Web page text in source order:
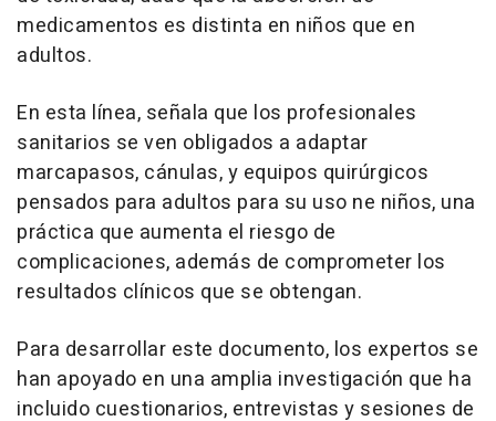
medicamentos es distinta en niños que en
adultos.
En esta línea, señala que los profesionales
sanitarios se ven obligados a adaptar
marcapasos, cánulas, y equipos quirúrgicos
pensados para adultos para su uso ne niños, una
práctica que aumenta el riesgo de
complicaciones, además de comprometer los
resultados clínicos que se obtengan.
Para desarrollar este documento, los expertos se
han apoyado en una amplia investigación que ha
incluido cuestionarios, entrevistas y sesiones de